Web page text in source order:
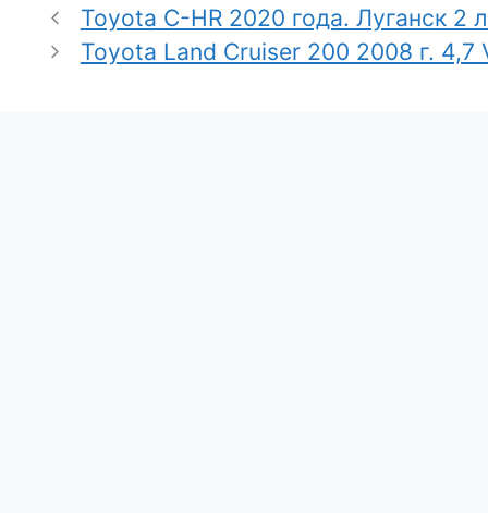
Toyota C-HR 2020 года. Луганск 2
Toyota Land Cruiser 200 2008 г. 4,7